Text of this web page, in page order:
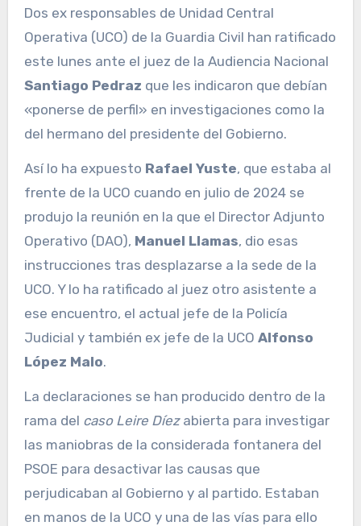
Dos ex responsables de Unidad Central
Operativa (UCO) de la Guardia Civil han ratificado
este lunes ante el juez de la Audiencia Nacional
Santiago Pedraz que les indicaron que debían
«ponerse de perfil» en investigaciones como la
del hermano del presidente del Gobierno.
Así lo ha expuesto Rafael Yuste, que estaba al
frente de la UCO cuando en julio de 2024 se
produjo la reunión en la que el Director Adjunto
Operativo (DAO), Manuel Llamas, dio esas
instrucciones tras desplazarse a la sede de la
UCO. Y lo ha ratificado al juez otro asistente a
ese encuentro, el actual jefe de la Policía
Judicial y también ex jefe de la UCO Alfonso
López Malo.
La declaraciones se han producido dentro de la
rama del caso Leire Díezabierta para investigar
las maniobras de la considerada fontanera del
PSOE para desactivar las causas que
perjudicaban al Gobierno y al partido. Estaban
en manos de la UCO y una de las vías para ello